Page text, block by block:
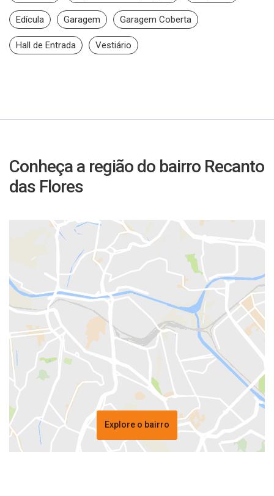
Edícula Garagem Garagem Coberta
Hall de Entrada Vestiário
Conheça a região do bairro Recanto
das Flores
Explore o bairro